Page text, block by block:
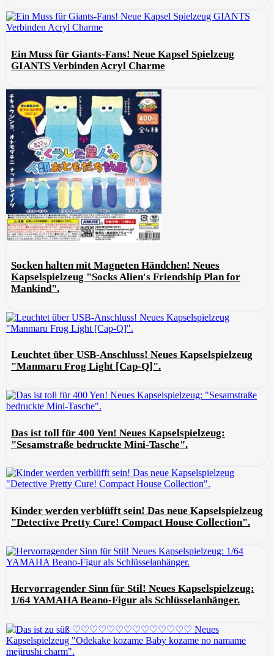
Ein Muss für Giants-Fans! Neue Kapsel Spielzeug
GIANTS Verbinden Acryl Charme
Socken halten mit Magneten Händchen! Neues
Kapselspielzeug "Socks Alien's Friendship Plan for
Mankind".
Leuchtet über USB-Anschluss! Neues Kapselspielzeug
"Manmaru Frog Light [Cap-Q]".
Das ist toll für 400 Yen! Neues Kapselspielzeug:
"Sesamstraße bedruckte Mini-Tasche".
Kinder werden verblüfft sein! Das neue Kapselspielzeug
"Detective Pretty Cure! Compact House Collection".
Hervorragender Sinn für Stil! Neues Kapselspielzeug:
1/64 YAMAHA Beano-Figur als Schlüsselanhänger.